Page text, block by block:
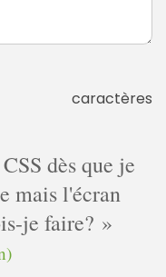
caractères
dès que je
mais l'écran
je faire?